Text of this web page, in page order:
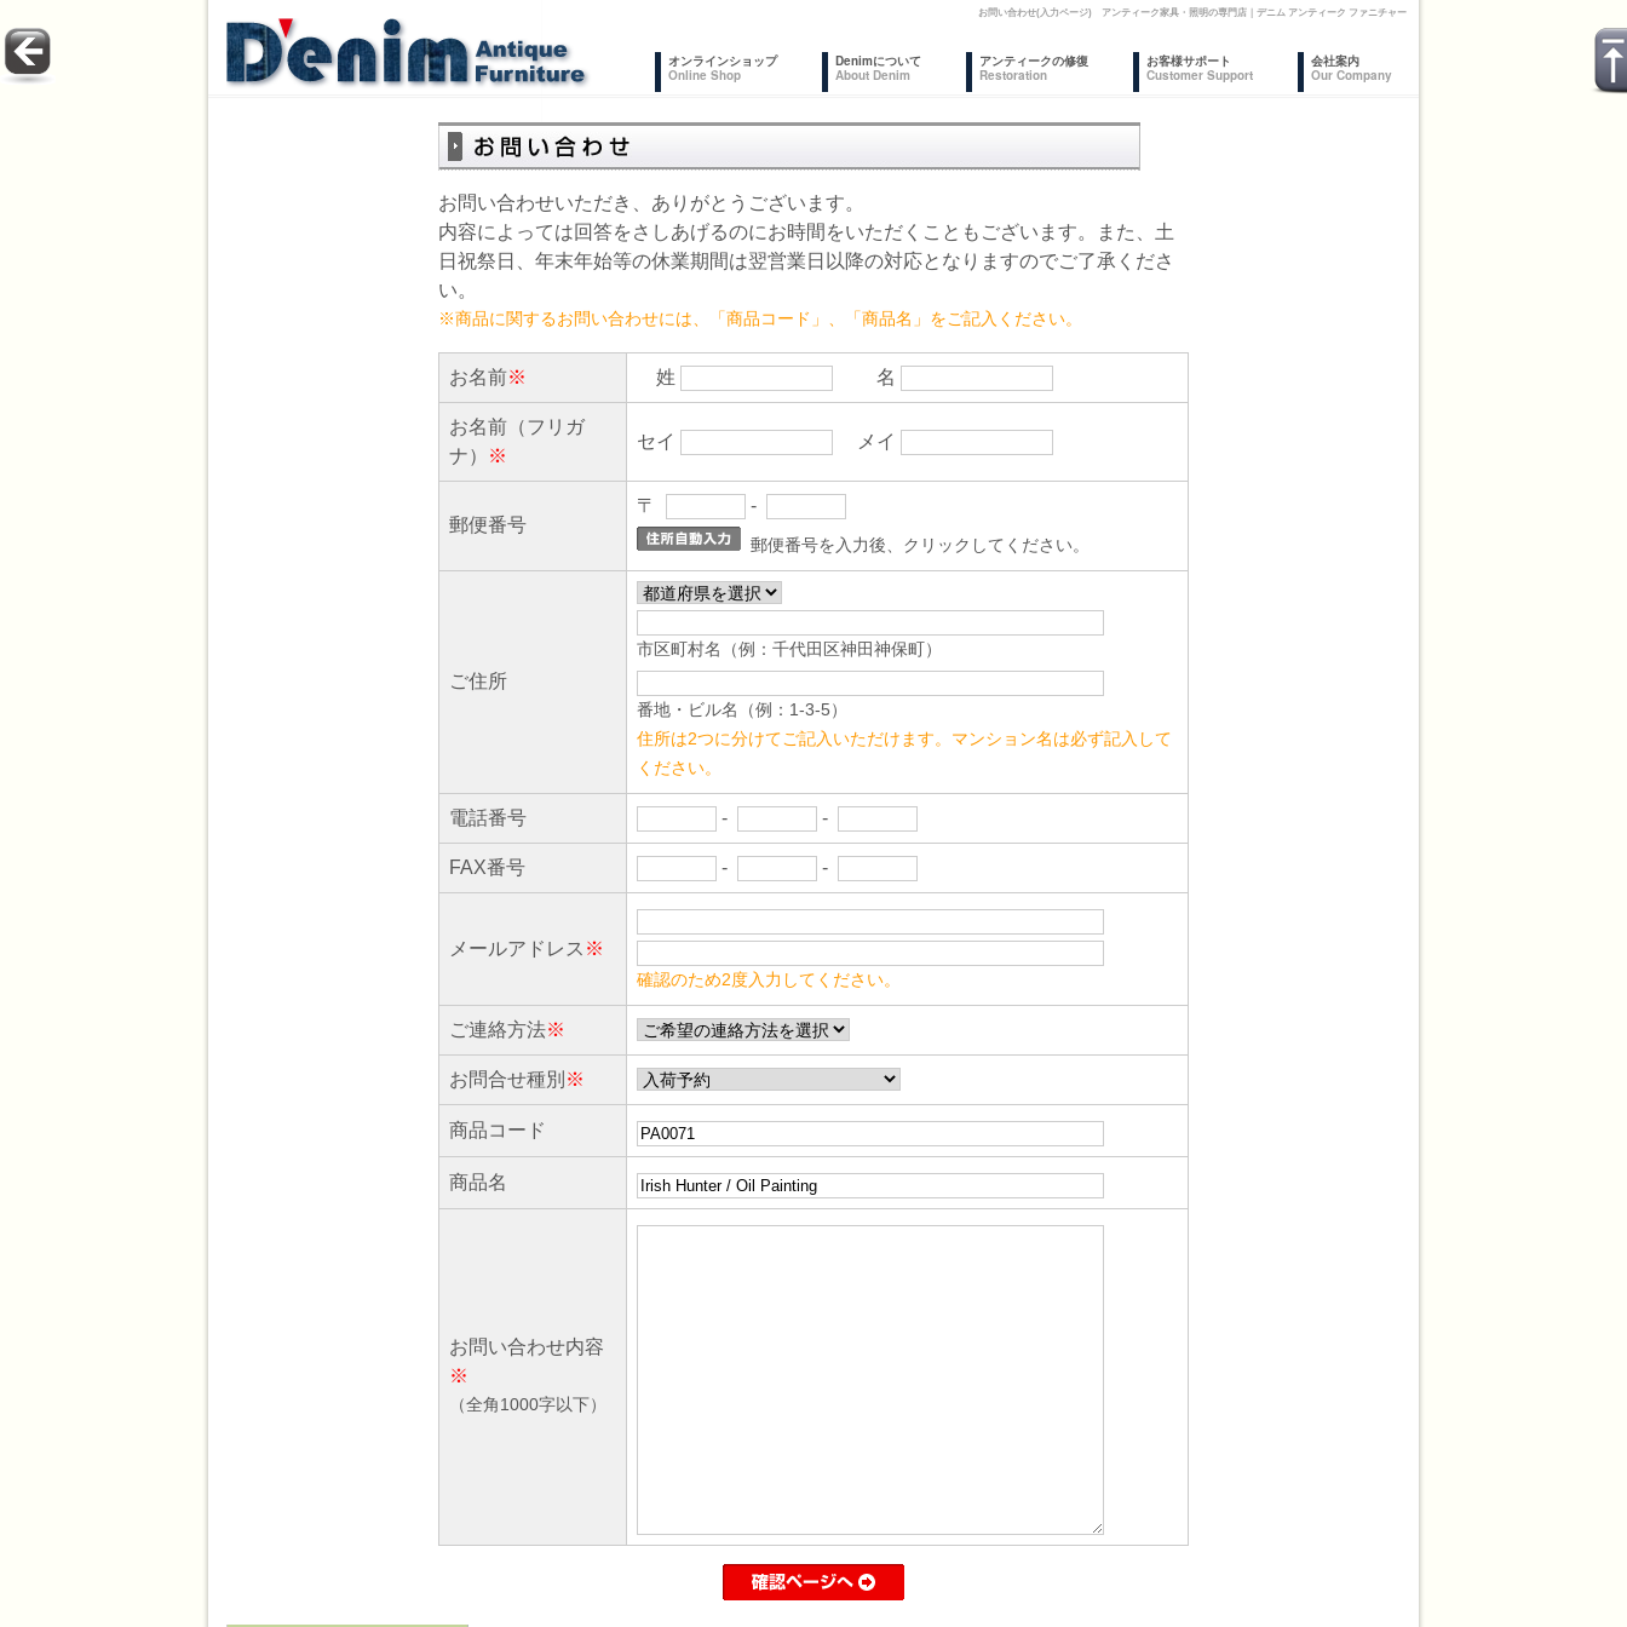
お問い合わせ(入力ページ) アンティーク家具・照明の専門店｜デニム アンティーク ファニチャー
オンラインショップ
Online Shop
Denimについて
About Denim
アンティークの修復
Restoration
お客様サポート
Customer Support
会社案内
Our Company
お問い合わせいただき、ありがとうございます。
内容によっては回答をさしあげるのにお時間をいただくこともございます。また、土
日祝祭日、年末年始等の休業期間は翌営業日以降の対応となりますのでご了承くださ
い。
※商品に関するお問い合わせには、「商品コード」、「商品名」をご記入ください。
お名前※ 姓 名
お名前（フリガ
ナ）
※
セイ メイ
郵便番号
〒 -
郵便番号を入力後、クリックしてください。
ご住所
市区町村名（例：千代田区神田神保町）
番地・ビル名（例：1-3-5）
住所は2つに分けてご記入いただけます。マンション名は必ず記入して
ください。
電話番号 - -
FAX番号 - -
メールアドレス ※
確認のため2度入力してください。
ご連絡方法※
お問合せ種別 ※
商品コード
商品名
お問い合わせ内容
※
（全角1000字以下）